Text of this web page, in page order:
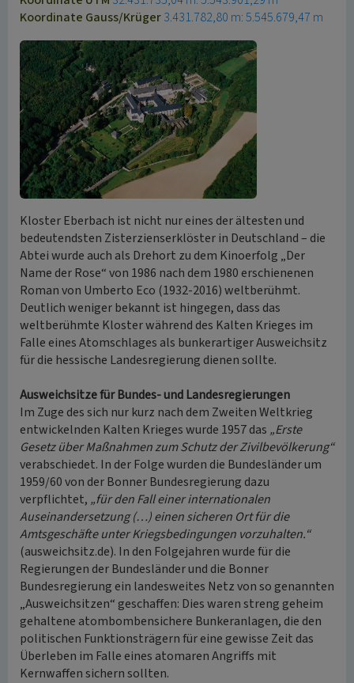
Koordinate Gauss/Krüger3.431.782,80 m: 5.545.679,47 m
Kloster Eberbach ist nicht nur eines der ältesten und
bedeutendsten Zisterzienserklöster in Deutschland – die
Abtei wurde auch als Drehort zu dem Kinoerfolg „Der
Name der Rose“ von 1986 nach dem 1980 erschienenen
Roman von Umberto Eco (1932-2016) weltberühmt.
Deutlich weniger bekannt ist hingegen, dass das
weltberühmte Kloster während des Kalten Krieges im
Falle eines Atomschlages als bunkerartiger Ausweichsitz
für die hessische Landesregierung dienen sollte.
Ausweichsitze für Bundes- und Landesregierungen
Im Zuge des sich nur kurz nach dem Zweiten Weltkrieg
entwickelnden Kalten Krieges wurde 1957 das „Erste
Gesetz über Maßnahmen zum Schutz der Zivilbevölkerung“
verabschiedet. In der Folge wurden die Bundesländer um
1959/60 von der Bonner Bundesregierung dazu
verpflichtet, „für den Fall einer internationalen
Auseinandersetzung (…) einen sicheren Ort für die
Amtsgeschäfte unter Kriegsbedingungen vorzuhalten.“
(ausweichsitz.de). In den Folgejahren wurde für die
Regierungen der Bundesländer und die Bonner
Bundesregierung ein landesweites Netz von so genannten
„Ausweichsitzen“ geschaffen: Dies waren streng geheim
gehaltene atombombensichere Bunkeranlagen, die den
politischen Funktionsträgern für eine gewisse Zeit das
Überleben im Falle eines atomaren Angriffs mit
Kernwaffen sichern sollten.